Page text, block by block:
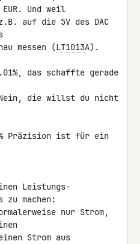
EUR. Und weil
auf die 5V des DAC
messen (LT1013A).
das schaffte gerade
Nein, die willst du nicht
Präzision ist für ein
Leistungs-
machen:
nur Strom,
Strom aus